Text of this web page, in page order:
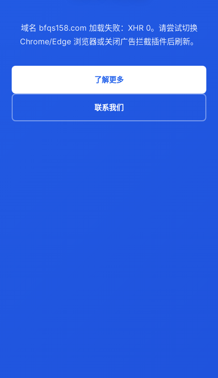
域名 bfqs158.com 加载失败：XHR 0。请尝试切换
Chrome/Edge 浏览器或关闭广告拦截插件后刷新。
了解更多
联系我们